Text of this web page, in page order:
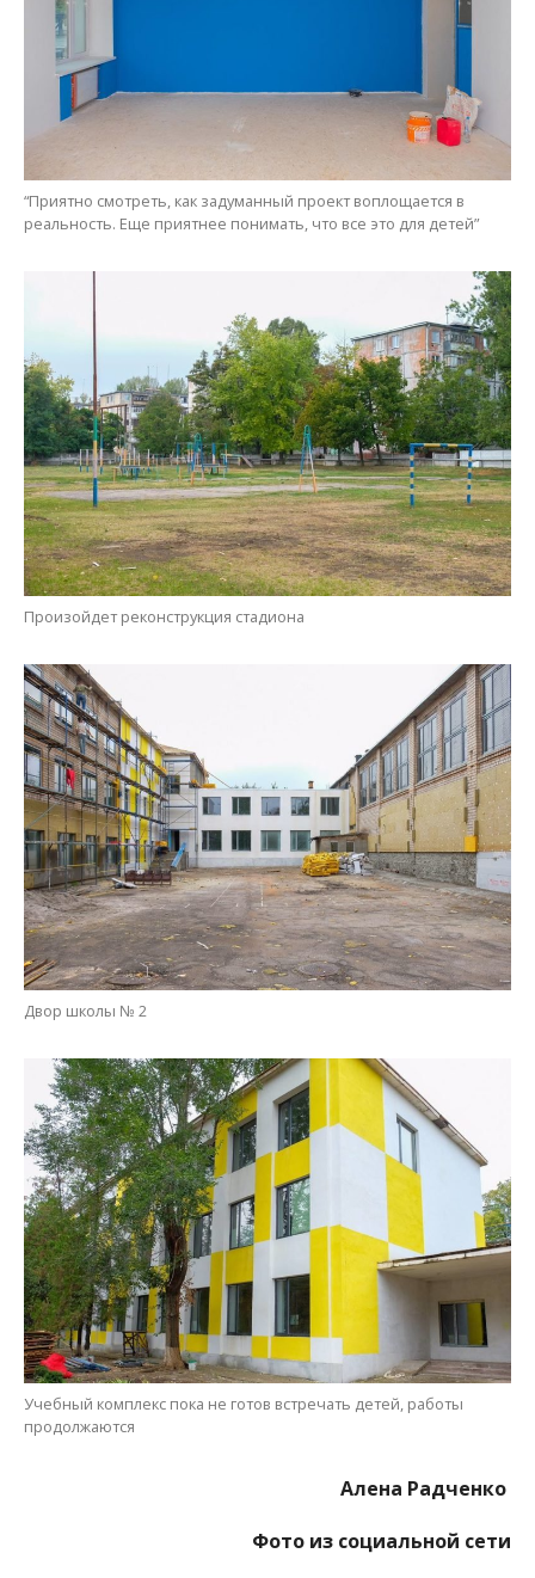
Произойдет реконструкция стадиона
Двор школы № 2
Учебный комплекс пока не готов встречать детей, работы
продолжаются
Алена Радченко
Фото из социальной сети
МІТКИ: ДЕТИ,ЖИЗНЬ